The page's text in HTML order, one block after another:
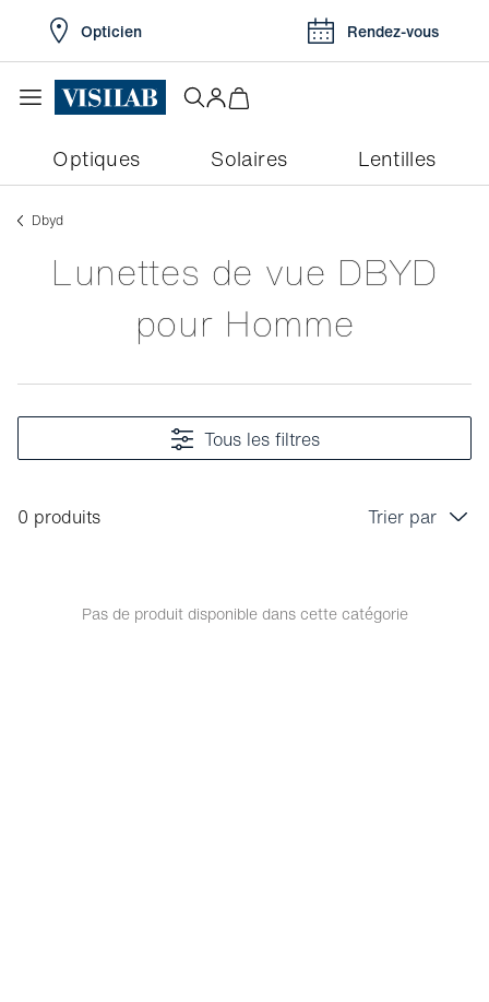
Opticien Rendez-vous
Optiques Solaires Lentilles
Dbyd
Lunettes de vue DBYD
pour Homme
Tous les filtres
0 produits
Trier par
Prix décroissant
Pas de produit disponible dans cette catégorie